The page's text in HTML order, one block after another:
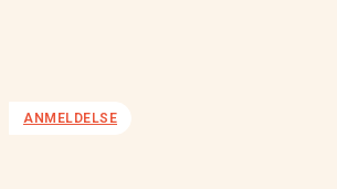
ANMELDELSE